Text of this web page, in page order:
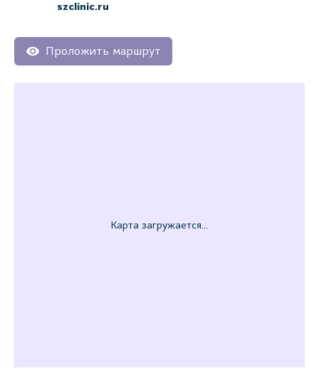
szclinic.ru
Проложить маршрут